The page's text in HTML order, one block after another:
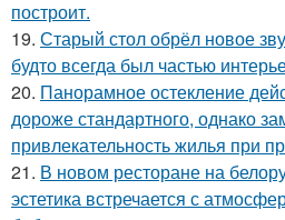
построит.
19. Старый стол обрёл новое
будто всегда был частью
20. Панорамное остекление
дороже стандартного, однако
привлекательность жилья при
21. В новом ресторане на
эстетика встречается с